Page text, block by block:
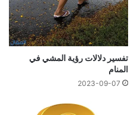
تفسير دلالات رؤية المشي في
المنام
2023-09-07